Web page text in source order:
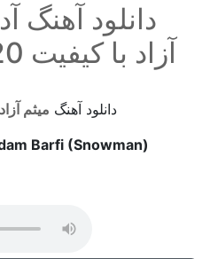
دانلود آهنگ
آزاد با کیفیت 320 + متن آهنگ
دانلود آهنگ میثم آزاد
Barfi (Snowman)